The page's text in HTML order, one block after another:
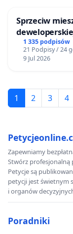
Sprzeciw
Bulwarów
1 335 podpisów
21 Podpisy / 24
9 Jul 2026
1 2 3 4
Zapewniamy
Stwórz profesjonalną
Petycje są
petycji jest świetnym
i organów
Poradniki